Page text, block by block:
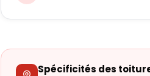
Spécificités des